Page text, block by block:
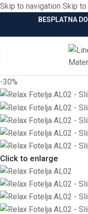
Skip to navigation Skip to
BESPLATNA
-30%
Click to enlarge